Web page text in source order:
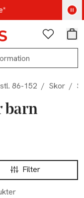
nu
Favoriter
86-152 / Skor /
barn
Filter